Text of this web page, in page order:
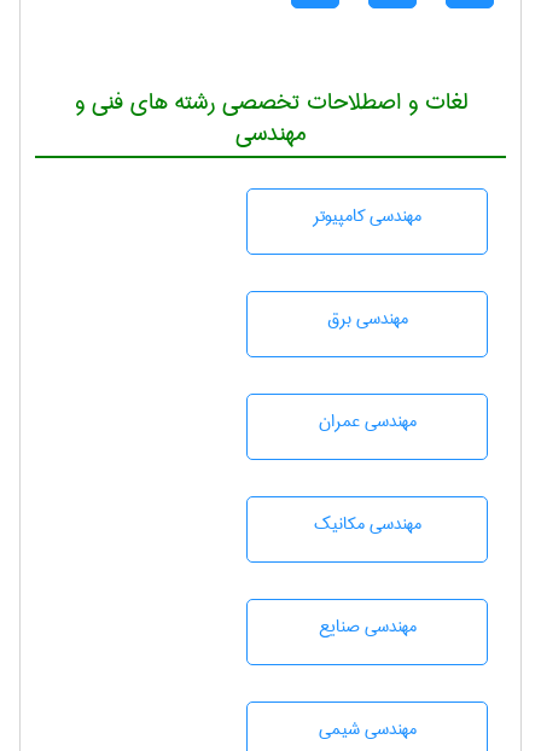
لغات و اصطلاحات تخصصی رشته های فنی و
مهندسی
مهندسی كامپيوتر
مهندسی برق
مهندسی عمران
مهندسی مکانیک
مهندسی صنايع
مهندسي شيمی